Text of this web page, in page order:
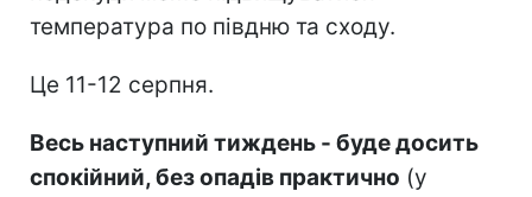
температура по півдню та сходу.
Це 11-12 серпня.
Весь наступний тиждень - буде досить
спокійний, без опадів практично (у